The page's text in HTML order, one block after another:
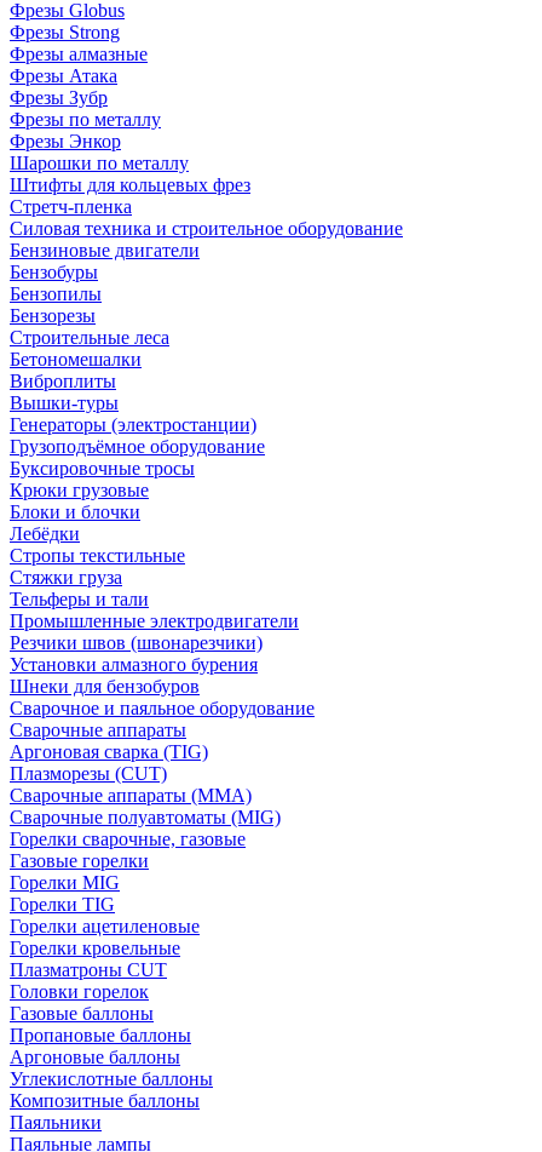
Фрезы Globus
Фрезы Strong
Фрезы алмазные
Фрезы Атака
Фрезы Зубр
Фрезы по металлу
Фрезы Энкор
Шарошки по металлу
Штифты для кольцевых фрез
Стретч-пленка
Силовая техника и строительное оборудование
Бензиновые двигатели
Бензобуры
Бензопилы
Бензорезы
Строительные леса
Бетономешалки
Виброплиты
Вышки-туры
Генераторы (электростанции)
Грузоподъёмное оборудование
Буксировочные тросы
Крюки грузовые
Блоки и блочки
Лебёдки
Стропы текстильные
Стяжки груза
Тельферы и тали
Промышленные электродвигатели
Резчики швов (швонарезчики)
Установки алмазного бурения
Шнеки для бензобуров
Сварочное и паяльное оборудование
Сварочные аппараты
Аргоновая сварка (TIG)
Плазморезы (CUT)
Сварочные аппараты (MMA)
Сварочные полуавтоматы (MIG)
Горелки сварочные, газовые
Газовые горелки
Горелки MIG
Горелки TIG
Горелки ацетиленовые
Горелки кровельные
Плазматроны CUT
Головки горелок
Газовые баллоны
Пропановые баллоны
Аргоновые баллоны
Углекислотные баллоны
Композитные баллоны
Паяльники
Паяльные лампы